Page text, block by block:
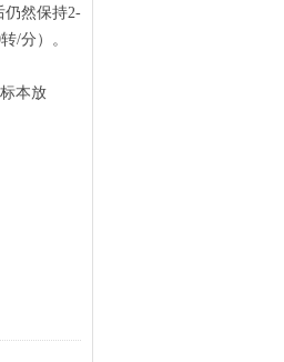
仍然保持2-
/分）。
本放